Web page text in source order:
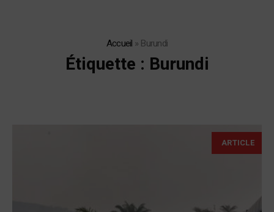
Accueil » Burundi
Étiquette : Burundi
ARTICLE